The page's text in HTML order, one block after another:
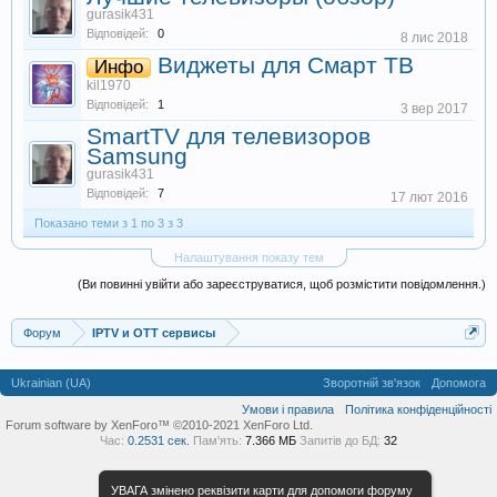
УВАГА змінено реквізити карти для допомоги форуму
gurasik431
Відповідей: 0 8 лис 2018
Инфо Виджеты для Смарт ТВ
kil1970
Відповідей: 1 3 вер 2017
SmartTV для телевизоров
Samsung
gurasik431
Відповідей: 7 17 лют 2016
Показано теми з 1 по 3 з 3
Налаштування показу тем
(Ви повинні увійти або зареєструватися, щоб розмістити повідомлення.)
Форум IPTV и OTT сервисы
Ukrainian (UA) Зворотній зв'язок
Допомога
Умови і правила
Політика конфіденційності
Forum software by XenForo™ ©2010-2021 XenForo Ltd.
Час: 0.2531 сек. Пам'ять: 7.366 МБ Запитів до БД: 32